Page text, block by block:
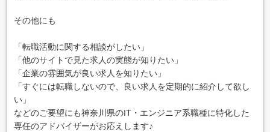
その他にも
「転職活動に関する相談がしたい」
「他のサイトで見た求人の実態が知りたい」
「企業の雰囲気が良い求人を知りたい」
「すぐには転職しないので、良い求人を定期的に紹介して欲し
い」
などのご要望にも神奈川県のIT・エンジニア系職種に特化した
専任のアドバイザーがお応えします♪